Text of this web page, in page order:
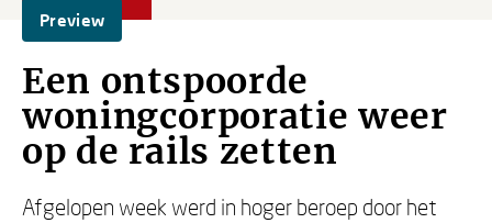
Preview
Een ontspoorde
woningcorporatie weer
op de rails zetten
Afgelopen week werd in hoger beroep door het